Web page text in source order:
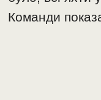
Команди